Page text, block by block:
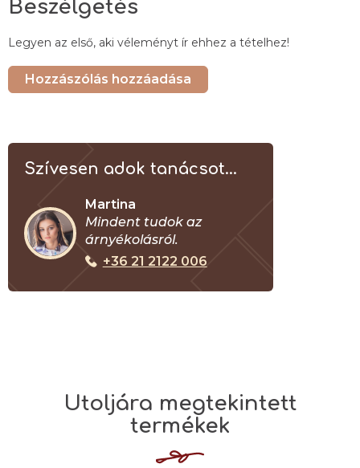
Beszélgetés
Legyen az első, aki véleményt ír ehhez a tételhez!
Hozzászólás hozzáadása
Szívesen adok tanácsot...
Martina
Mindent tudok az
árnyékolásról.
+36 21 2122 006